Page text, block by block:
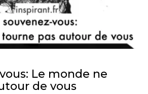
Le monde ne
de vous